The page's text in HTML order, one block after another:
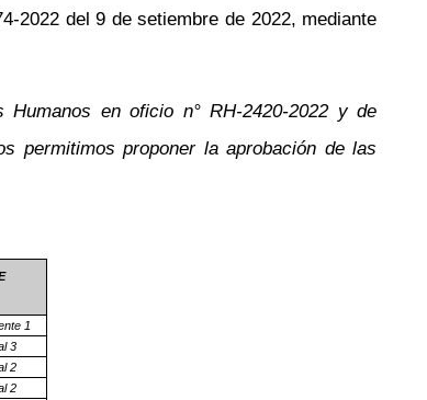
2022 del 9 de setiembre de 2022, mediante
en oficio n° RH-2420-2022 y de
permitimos proponer la aprobación de las
1
3
2
2